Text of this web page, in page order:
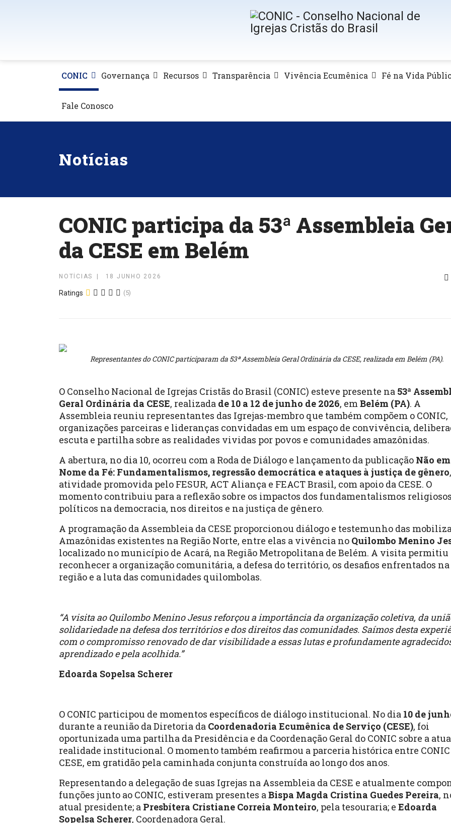
CONIC Governança Recursos Transparência Vivência Ecumênica Fé na Vida
Fale Conosco
Notícias
CONIC participa da 53ª Assembleia
da CESE em Belém
NOTÍCIAS 18 JUNHO 2026
Ratings (5)
Representantes do CONIC participaram da 53ª Assembleia Geral Ordinária da CESE, realizada em Belém (PA).
O Conselho Nacional de Igrejas Cristãs do Brasil (CONIC) esteve presente na 53ª
Geral Ordinária da CESE, realizada de 10 a 12 de junho de 2026, emBelém (PA). A
Assembleia reuniu representantes das Igrejas-membro que também compõem o CONIC,
organizações parceiras e lideranças convidadas em um espaço de convivência,
escuta e partilha sobre as realidades vividas por povos e comunidades amazônidas.
A abertura, no dia 10, ocorreu com a Roda de Diálogo e lançamento da publicação Não em
Nome da Fé: Fundamentalismos, regressão democrática e ataques à justiça de gênero,
atividade promovida pelo FESUR, ACT Aliança e FEACT Brasil, com apoio da CESE. O
momento contribuiu para a reflexão sobre os impactos dos fundamentalismos
políticos na democracia, nos direitos e na justiça de gênero.
A programação da Assembleia da CESE proporcionou diálogo e testemunho das
Amazônidas existentes na Região Norte, entre elas a vivência no Quilombo Menino
localizado no município de Acará, na Região Metropolitana de Belém. A visita permitiu
reconhecer a organização comunitária, a defesa do território, os desafios enfrentados na
região e a luta das comunidades quilombolas.
“A visita ao Quilombo Menino Jesus reforçou a importância da organização coletiva, da
solidariedade na defesa dos territórios e dos direitos das comunidades. Saímos desta
com o compromisso renovado de dar visibilidade a essas lutas e profundamente
aprendizado e pela acolhida.”
Edoarda Sopelsa Scherer
O CONIC participou de momentos específicos de diálogo institucional. No dia 10 de
durante a reunião da Diretoria da Coordenadoria Ecumênica de Serviço (CESE), foi
oportunizada uma partilha da Presidência e da Coordenação Geral do CONIC sobre a
realidade institucional. O momento também reafirmou a parceria histórica entre CONIC
CESE, em gratidão pela caminhada conjunta construída ao longo dos anos.
Representando a delegação de suas Igrejas na Assembleia da CESE e atualmente
funções junto ao CONIC, estiveram presentes aBispa Magda Cristina Guedes Pereira,
atual presidente; a Presbítera Cristiane Correia Monteiro, pela tesouraria; e Edoarda
Sopelsa Scherer, Coordenadora Geral.